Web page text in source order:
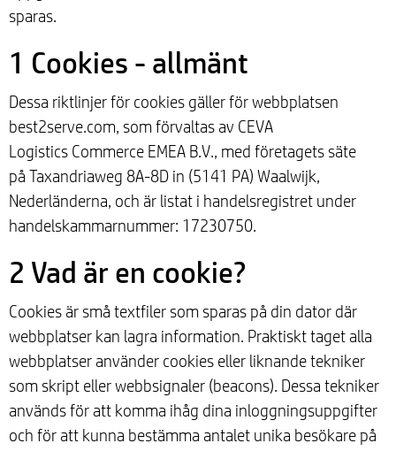
sparas.
1 Cookies - allmänt
Dessa riktlinjer för cookies gäller för webbplatsen
best2serve.com, som förvaltas av CEVA
Logistics Commerce EMEA B.V., med företagets säte
på Taxandriaweg 8A-8D in (5141 PA) Waalwijk,
Nederländerna, och är listat i handelsregistret under
handelskammarnummer: 17230750.
2 Vad är en cookie?
Cookies är små textfiler som sparas på din dator där
webbplatser kan lagra information. Praktiskt taget alla
webbplatser använder cookies eller liknande tekniker
som skript eller webbsignaler (beacons). Dessa tekniker
används för att komma ihåg dina inloggningsuppgifter
och för att kunna bestämma antalet unika besökare på